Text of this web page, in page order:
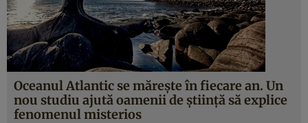
Oceanul Atlantic se mărește în fiecare an. Un
nou studiu ajută oamenii de știință să explice
fenomenul misterios